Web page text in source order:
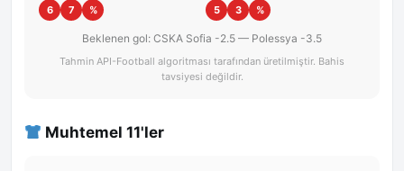
6 7 % 5 3 %
Beklenen gol: CSKA Sofia -2.5 — Polessya -3.5
Tahmin API-Football algoritması tarafından üretilmiştir. Bahis
tavsiyesi değildir.
Muhtemel 11'ler